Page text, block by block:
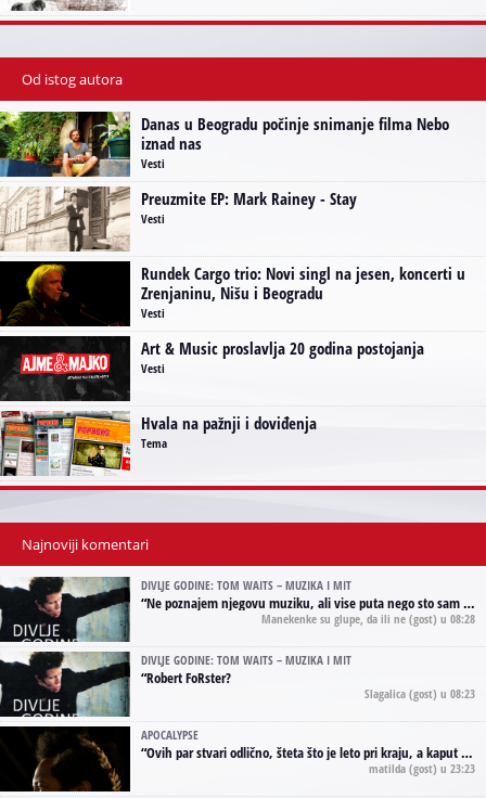
Od istog autora
Danas u Beogradu počinje snimanje filma Nebo
iznad nas
Vesti
Preuzmite EP: Mark Rainey - Stay
Vesti
Rundek Cargo trio: Novi singl na jesen, koncerti u
Zrenjaninu, Nišu i Beogradu
Vesti
Art & Music proslavlja 20 godina postojanja
Vesti
Hvala na pažnji i doviđenja
Tema
Najnoviji komentari
DIVLJE GODINE: TOM WAITS – MUZIKA I MIT
“Ne poznajem njegovu muziku, ali vise puta nego sto sam to zazeleo gledao sam njegove umjetnicke slike na raznim stranama interneta. Te stoga zakljucujem da je Tom Waits Lady Gaga muzike namrstenih, ma
Manekenke su glupe, da ili ne (gost) u 08:28
DIVLJE GODINE: TOM WAITS – MUZIKA I MIT
“Robert FoRster?
Slagalica (gost) u 08:23
APOCALYPSE
“Ovih par stvari odlično, šteta što je leto pri kraju, a kaput koji te vervoatno podseća na pirotski ćilim je iz tradicije Navaho indijanaca ;)
matilda (gost) u 23:23